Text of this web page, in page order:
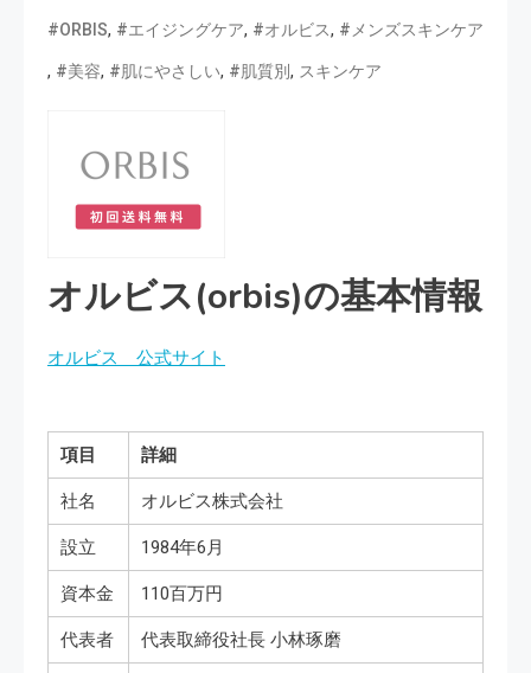
#ORBIS, #エイジングケア, #オルビス, #メンズスキンケア
, #美容, #肌にやさしい, #肌質別, スキンケア
オルビス(orbis)の基本情報
オルビス 公式サイト
項目 詳細
社名 オルビス株式会社
設立 1984年6月
資本金 110百万円
代表者 代表取締役社長 小林琢磨